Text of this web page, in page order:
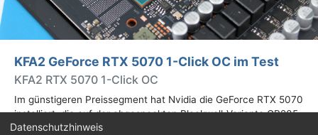
KFA2 GeForce RTX 5070 1-Click OC im Test
KFA2 RTX 5070 1-Click OC
Im günstigeren Preissegment hat Nvidia die GeForce RTX 5070
installiert, die auf der abgespeckten Blackwell-Variante GB205
basiert. Wir haben uns ein Custom-Design von Hersteller KFA2
Datenschutzhinweis